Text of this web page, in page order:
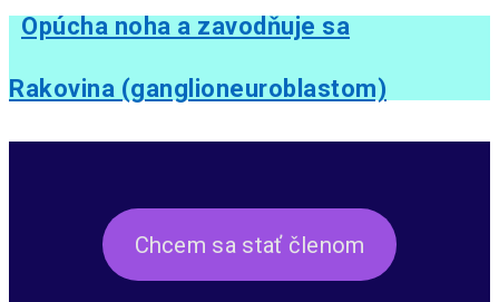
Opúcha noha a zavodňuje sa
Rakovina (ganglioneuroblastom)
Chcem sa stať členom